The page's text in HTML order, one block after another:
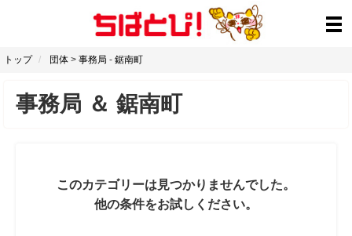
トップ 団体 > 事務局 - 鋸南町
事務局 ＆ 鋸南町
このカテゴリーは見つかりませんでした。
他の条件をお試しください。